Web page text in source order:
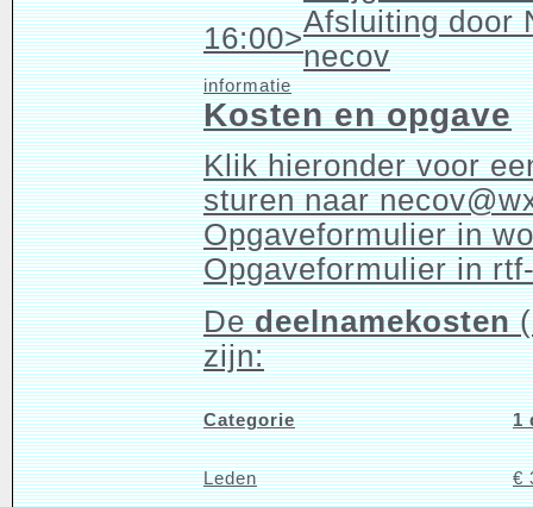
16:00>Afsluiting door
necov
informatie
Kosten en opgave
Klik hieronder voor
sturen naar
Opgaveformulier in
Opgaveformulier in
Dedeelnamekosten
zijn:
Categorie 1
Leden €